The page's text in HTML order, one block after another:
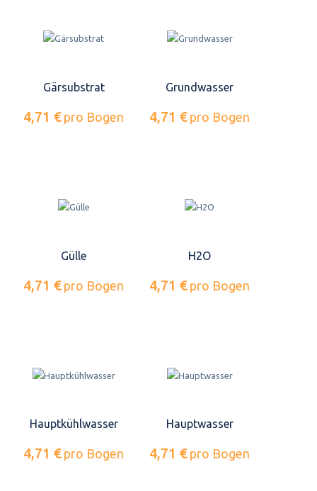
Gärsubstrat
4,71 € pro Bogen
Grundwasser
4,71 € pro Bogen
Gülle
4,71 € pro Bogen
H2O
4,71 € pro Bogen
Hauptkühlwasser
4,71 € pro Bogen
Hauptwasser
4,71 € pro Bogen